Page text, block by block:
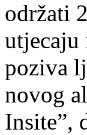
održati
utjecaju
poziva
novog
Insite”,